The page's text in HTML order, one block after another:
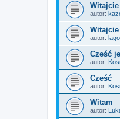
autor:
Witajcie
autor:
Cześć
autor:
Cześć
autor:
Witam
autor: